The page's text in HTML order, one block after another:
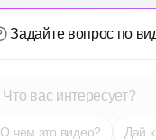
Задайте вопрос по
Что вас интересует?
О чем это видео? Дай